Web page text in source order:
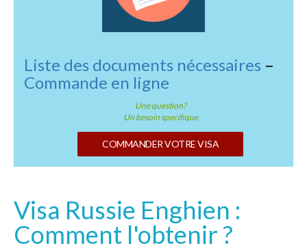
Liste des documents nécessaires –
Commande en ligne
Une question?
Un besoin specifique
COMMANDER VOTRE VISA
Visa Russie Enghien :
Comment l'obtenir ?